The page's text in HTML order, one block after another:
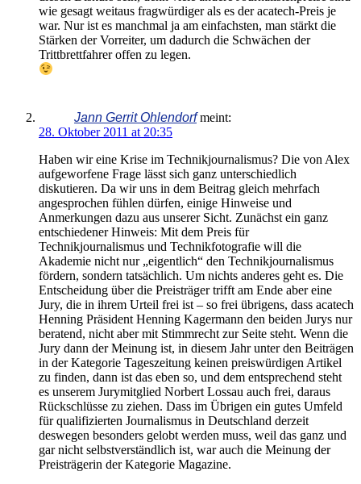
wie gesagt weitaus fragwürdiger als es der acatech-Preis je
war. Nur ist es manchmal ja am einfachsten, man stärkt die
Stärken der Vorreiter, um dadurch die Schwächen der
Trittbrettfahrer offen zu legen.
Jann Gerrit Ohlendorf meint:
28. Oktober 2011 at 20:35
Haben wir eine Krise im Technikjournalismus? Die von Alex
aufgeworfene Frage lässt sich ganz unterschiedlich
diskutieren. Da wir uns in dem Beitrag gleich mehrfach
angesprochen fühlen dürfen, einige Hinweise und
Anmerkungen dazu aus unserer Sicht. Zunächst ein ganz
entschiedener Hinweis: Mit dem Preis für
Technikjournalismus und Technikfotografie will die
Akademie nicht nur „eigentlich“ den Technikjournalismus
fördern, sondern tatsächlich. Um nichts anderes geht es. Die
Entscheidung über die Preisträger trifft am Ende aber eine
Jury, die in ihrem Urteil frei ist – so frei übrigens, dass acatech
Henning Präsident Henning Kagermann den beiden Jurys nur
beratend, nicht aber mit Stimmrecht zur Seite steht. Wenn die
Jury dann der Meinung ist, in diesem Jahr unter den Beiträgen
in der Kategorie Tageszeitung keinen preiswürdigen Artikel
zu finden, dann ist das eben so, und dem entsprechend steht
es unserem Jurymitglied Norbert Lossau auch frei, daraus
Rückschlüsse zu ziehen. Dass im Übrigen ein gutes Umfeld
für qualifizierten Journalismus in Deutschland derzeit
deswegen besonders gelobt werden muss, weil das ganz und
gar nicht selbstverständlich ist, war auch die Meinung der
Preisträgerin der Kategorie Magazine.